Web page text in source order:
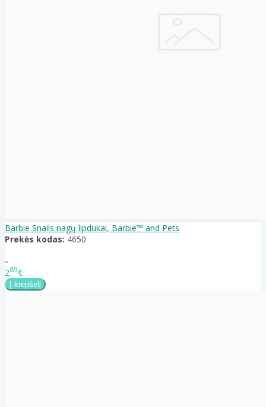
Barbie Snails nagų lipdukai, Barbie™ and Pets
Prekės kodas: 4650
..
289€